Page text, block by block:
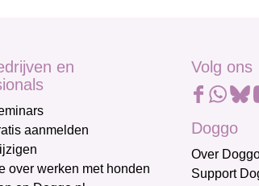
en
aanmelden
over werken met honden
Volg ons
Doggo
Over
Support